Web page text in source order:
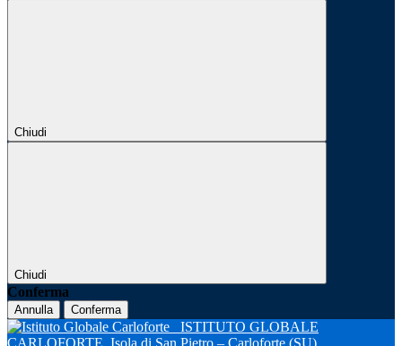
Chiudi
Chiudi
Conferma
Annulla Conferma
ISTITUTO GLOBALE